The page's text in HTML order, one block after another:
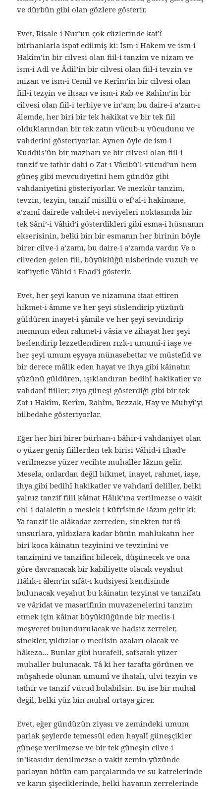
ve dürbün gibi olan gözlere gösterir.
Evet, Risale-i Nur’un çok cüzlerinde kat’î
bürhanlarla ispat edilmiş ki: İsm-i Hakem ve ism-i
Hakîm’in bir cilvesi olan fiil-i tanzim ve nizam ve
ism-i Adl ve Âdil’in bir cilvesi olan fiil-i tevzin ve
mizan ve ism-i Cemil ve Kerîm’in bir cilvesi olan
fiil-i tezyin ve ihsan ve ism-i Rab ve Rahîm’in bir
cilvesi olan fiil-i terbiye ve in’am; bu daire-i a’zam-ı
âlemde, her biri bir tek hakikat ve bir tek fiil
olduklarından bir tek zatın vücub-u vücudunu ve
vahdetini gösteriyorlar. Aynen öyle de ism-i
Kuddüs’ün bir mazharı ve bir cilvesi olan fiil-i
tanzif ve tathir dahi o Zat-ı Vâcibü’l-vücud’un hem
güneş gibi mevcudiyetini hem gündüz gibi
vahdaniyetini gösteriyorlar. Ve mezkûr tanzim,
tevzin, tezyin, tanzif misillü o ef’al-i hakîmane,
a’zamî dairede vahdet-i neviyeleri noktasında bir
tek Sâni’-i Vâhid’i gösterdikleri gibi esma-i hüsnanın
ekserisinin, belki bin bir esmanın her birinin böyle
birer cilve-i a’zamı, bu daire-i a’zamda vardır. Ve o
cilveden gelen fiil, büyüklüğü nisbetinde vuzuh ve
kat’iyetle Vâhid-i Ehad’i gösterir.
Evet, her şeyi kanun ve nizamına itaat ettiren
hikmet-i âmme ve her şeyi süslendirip yüzünü
güldüren inayet-i şâmile ve her şeyi sevindirip
memnun eden rahmet-i vâsia ve zîhayat her şeyi
beslendirip lezzetlendiren rızk-ı umumî-i iaşe ve
her şeyi umum eşyaya münasebettar ve müstefid ve
bir derece mâlik eden hayat ve ihya gibi kâinatın
yüzünü güldüren, ışıklandıran bedihî hakikatler ve
vahdanî fiiller; ziya güneşi gösterdiği gibi bir tek
Zat-ı Hakîm, Kerîm, Rahîm, Rezzak, Hay ve Muhyî’yi
bilbedahe gösteriyorlar.
Eğer her biri birer bürhan-ı bâhir-i vahdaniyet olan
o yüzer geniş fiillerden tek birisi Vâhid-i Ehad’e
verilmezse yüzer vecihte muhaller lâzım gelir.
Mesela, onlardan değil hikmet, inayet, rahmet, iaşe,
ihya gibi bedihî hakikatler ve vahdanî deliller, belki
yalnız tanzif fiili kâinat Hâlık’ına verilmezse o vakit
ehl-i dalaletin o meslek-i küfrîsinde lâzım gelir ki:
Ya tanzif ile alâkadar zerreden, sinekten tut tâ
unsurlara, yıldızlara kadar bütün mahlukatın her
biri koca kâinatın tezyinini ve tevzinini ve
tanzimini ve tanzifini bilecek, düşünecek ve ona
göre davranacak bir kabiliyette olacak veyahut
Hâlık-ı âlem’in sıfât-ı kudsiyesi kendisinde
bulunacak veyahut bu kâinatın tezyinat ve tanzifatı
ve vâridat ve masarifinin muvazenelerini tanzim
etmek için kâinat büyüklüğünde bir meclis-i
meşveret bulundurulacak ve hadsiz zerreler,
sinekler, yıldızlar o meclisin azaları olacak ve
hâkeza… Bunlar gibi hurafeli, safsatalı yüzer
muhaller bulunacak. Tâ ki her tarafta görünen ve
müşahede olunan umumî ve ihatalı, ulvi tezyin ve
tathir ve tanzif vücud bulabilsin. Bu ise bir muhal
değil, belki yüz bin muhal ortaya girer.
Evet, eğer gündüzün ziyası ve zemindeki umum
parlak şeylerde temessül eden hayalî güneşçikler
güneşe verilmezse ve bir tek güneşin cilve-i
in’ikasıdır denilmezse o vakit zemin yüzünde
parlayan bütün cam parçalarında ve su katrelerinde
ve karın şişeciklerinde, belki havanın zerrelerinde